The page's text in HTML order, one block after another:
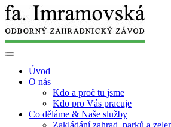
Úvod
O nás
Kdo a proč tu jsme
Kdo pro Vás pracuje
Co děláme & Naše služby
Zakládání zahrad, parků a